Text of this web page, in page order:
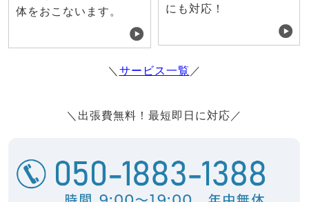
体をおこないます。
にも対応！
＼ サービス一覧 ／
＼出張費無料！最短即日に対応／